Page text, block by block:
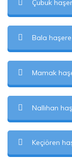
Çubuk
Bala
Mamak
Nallıhan
Keçiören